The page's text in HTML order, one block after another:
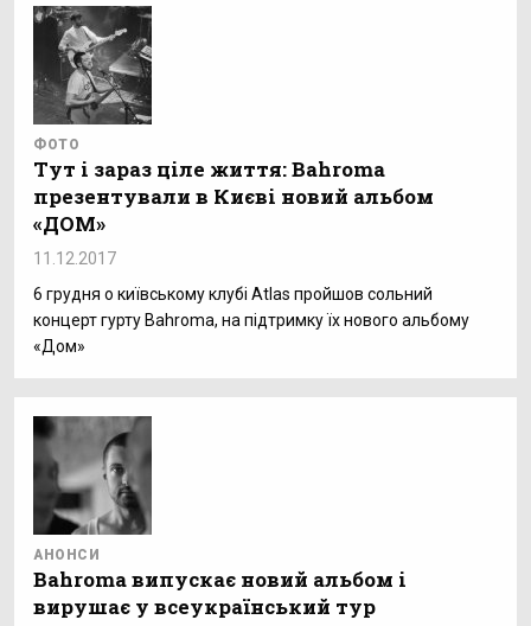
ФОТО
Тут і зараз ціле життя: Bahroma
презентували в Києві новий альбом
«ДОМ»
11.12.2017
6 грудня о київському клубі Atlas пройшов сольний
концерт гурту Bahroma, на підтримку їх нового альбому
«Дом»
АНОНСИ
Bahroma випускає новий альбом і
вирушає у всеукраїнський тур